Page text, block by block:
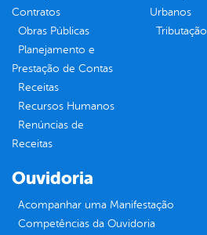
Contratos
Obras Públicas
Planejamento e
Prestação de Contas
Receitas
Recursos Humanos
Renúncias de
Receitas
Urbanos
Tributação
Ouvidoria
Acompanhar uma Manifestação
Competências da Ouvidoria